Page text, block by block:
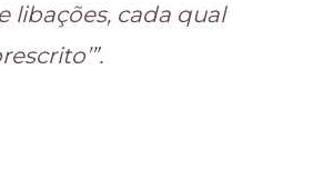
libações, cada qual